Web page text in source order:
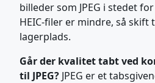
billeder som JPEG i stedet
HEIC-filer er mindre, så skift
lagerplads.
Går der kvalitet tabt ved
til JPEG? JPEG er et